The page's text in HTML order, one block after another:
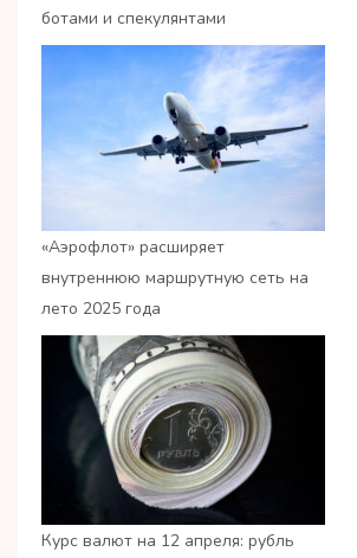
ботами и спекулянтами
«Аэрофлот» расширяет
внутреннюю маршрутную сеть на
лето 2025 года
Курс валют на 12 апреля: рубль